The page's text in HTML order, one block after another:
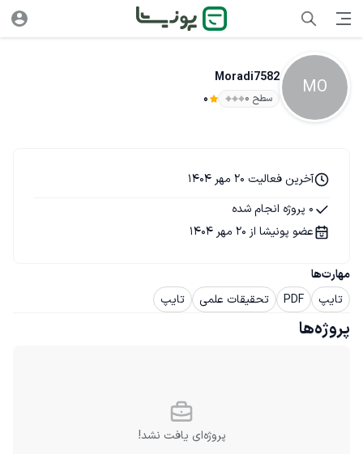
MO
Moradi7582
سطح ۰ 0
مهارت‌ها
تایپ
PDF تحقیقات علمی تایپ
آخرین فعالیت 20 مهر 1404
0 پروژه انجام شده
عضو پونیشا از 20 مهر 1404
پروژه‌ها
پروژه‌ای یافت نشد!